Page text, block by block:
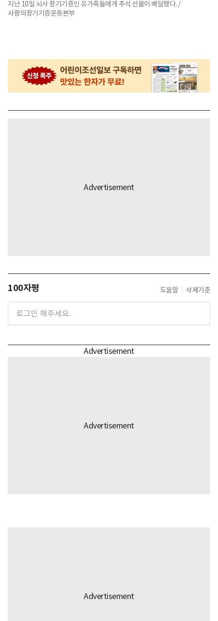
지난 10일 뇌사 장기기증인 유가족들에게 추석 선물이 배달됐다. /
사랑의장기기증운동본부
100자평 도움말 삭제기준